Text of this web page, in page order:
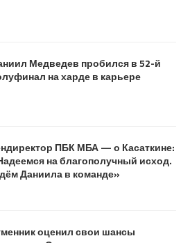
Медведев пробился в 52-й
на харде в карьере
ПБК МБА — о Касаткине:
на благополучный исход.
Даниила в команде»
оценил свои шансы